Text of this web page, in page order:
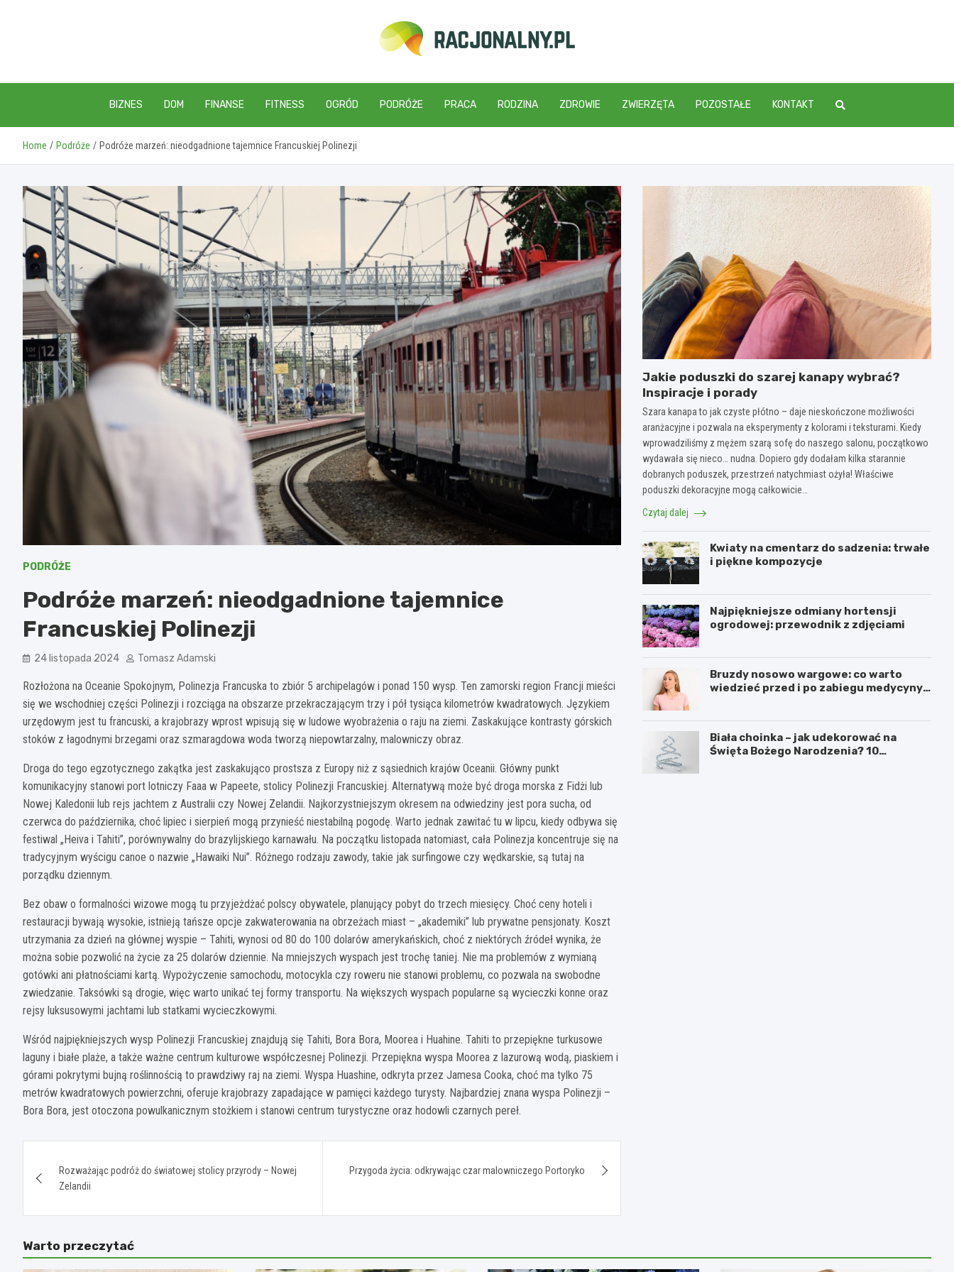
racjonalny.pl
BIZNES DOM FINANSE FITNESS OGRÓD PODRÓŻE PRACA RODZINA ZDROWIE ZWIERZĘTA POZOSTAŁE KONTAKT
Home Podróże Podróże marzeń: nieodgadnione tajemnice Francuskiej Polinezji
PODRÓŻE
Podróże marzeń: nieodgadnione tajemnice
Francuskiej Polinezji
24 listopada 2024 Tomasz Adamski
Rozłożona na Oceanie Spokojnym, Polinezja Francuska to zbiór 5 archipelagów i ponad 150 wysp. Ten zamorski region Francji mieści
się we wschodniej części Polinezji i rozciąga na obszarze przekraczającym trzy i pół tysiąca kilometrów kwadratowych. Językiem
urzędowym jest tu francuski, a krajobrazy wprost wpisują się w ludowe wyobrażenia o raju na ziemi. Zaskakujące kontrasty górskich
stoków z łagodnymi brzegami oraz szmaragdowa woda tworzą niepowtarzalny, malowniczy obraz.
Droga do tego egzotycznego zakątka jest zaskakująco prostsza z Europy niż z sąsiednich krajów Oceanii. Główny punkt
komunikacyjny stanowi port lotniczy Faaa w Papeete, stolicy Polinezji Francuskiej. Alternatywą może być droga morska z Fidżi lub
Nowej Kaledonii lub rejs jachtem z Australii czy Nowej Zelandii. Najkorzystniejszym okresem na odwiedziny jest pora sucha, od
czerwca do października, choć lipiec i sierpień mogą przynieść niestabilną pogodę. Warto jednak zawitać tu w lipcu, kiedy odbywa się
festiwal „Heiva i Tahiti”, porównywalny do brazylijskiego karnawału. Na początku listopada natomiast, cała Polinezja koncentruje się na
tradycyjnym wyścigu canoe o nazwie „Hawaiki Nui”. Różnego rodzaju zawody, takie jak surfingowe czy wędkarskie, są tutaj na
porządku dziennym.
Bez obaw o formalności wizowe mogą tu przyjeżdżać polscy obywatele, planujący pobyt do trzech miesięcy. Choć ceny hoteli i
restauracji bywają wysokie, istnieją tańsze opcje zakwaterowania na obrzeżach miast – „akademiki” lub prywatne pensjonaty. Koszt
utrzymania za dzień na głównej wyspie – Tahiti, wynosi od 80 do 100 dolarów amerykańskich, choć z niektórych źródeł wynika, że
można sobie pozwolić na życie za 25 dolarów dziennie. Na mniejszych wyspach jest trochę taniej. Nie ma problemów z wymianą
gotówki ani płatnościami kartą. Wypożyczenie samochodu, motocykla czy roweru nie stanowi problemu, co pozwala na swobodne
zwiedzanie. Taksówki są drogie, więc warto unikać tej formy transportu. Na większych wyspach popularne są wycieczki konne oraz
rejsy luksusowymi jachtami lub statkami wycieczkowymi.
Wśród najpiękniejszych wysp Polinezji Francuskiej znajdują się Tahiti, Bora Bora, Moorea i Huahine. Tahiti to przepiękne turkusowe
laguny i białe plaże, a także ważne centrum kulturowe współczesnej Polinezji. Przepiękna wyspa Moorea z lazurową wodą, piaskiem i
górami pokrytymi bujną roślinnością to prawdziwy raj na ziemi. Wyspa Huashine, odkryta przez Jamesa Cooka, choć ma tylko 75
metrów kwadratowych powierzchni, oferuje krajobrazy zapadające w pamięci każdego turysty. Najbardziej znana wyspa Polinezji –
Bora Bora, jest otoczona powulkanicznym stożkiem i stanowi centrum turystyczne oraz hodowli czarnych pereł.
wpisuRozważając podróż do światowej stolicy przyrody – Nowej
Zelandii
Przygoda życia: odkrywając czar malowniczego Portoryko
Jakie poduszki do szarej kanapy wybrać?
Inspiracje i porady
Szara kanapa to jak czyste płótno – daje nieskończone możliwości
aranżacyjne i pozwala na eksperymenty z kolorami i teksturami. Kiedy
wprowadziliśmy z mężem szarą sofę do naszego salonu, początkowo
wydawała się nieco… nudna. Dopiero gdy dodałam kilka starannie
dobranych poduszek, przestrzeń natychmiast ożyła! Właściwe
poduszki dekoracyjne mogą całkowicie…
Czytaj dalej
Kwiaty na cmentarz do sadzenia: trwałe
i piękne kompozycje
Najpiękniejsze odmiany hortensji
ogrodowej: przewodnik z zdjęciami
Bruzdy nosowo wargowe: co warto
wiedzieć przed i po zabiegu medycyny
Biała choinka – jak udekorować na
Święta Bożego Narodzenia? 10
Warto przeczytać